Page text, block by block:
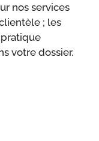
nos services
; les
votre dossier.